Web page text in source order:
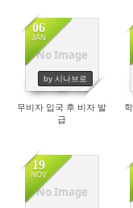
No Image
06
JAN
by 시나브로
3258
무비자 입국 후 비자 발
급
No Image
19
NOV
2783